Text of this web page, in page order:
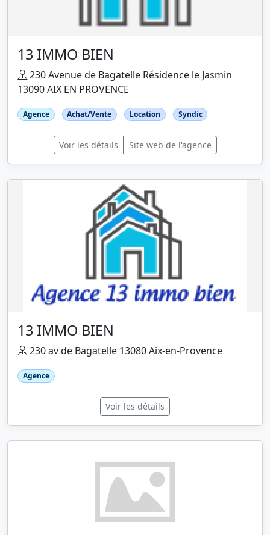
13 IMMO BIEN
230 Avenue de Bagatelle Résidence le Jasmin
13090 AIX EN PROVENCE
Agence Achat/Vente Location Syndic
Voir les détails Site web de l'agence
13 IMMO BIEN
230 av de Bagatelle 13080 Aix-en-Provence
Agence
Voir les détails